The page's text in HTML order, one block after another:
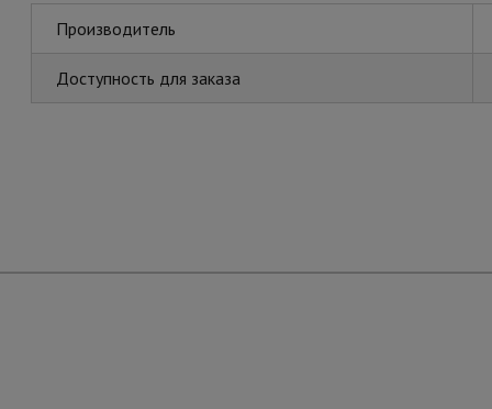
Производитель
Доступность для заказа